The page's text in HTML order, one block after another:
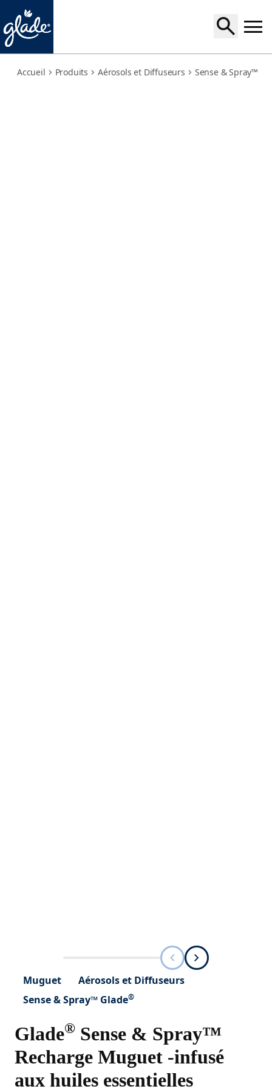
Accueil Produits Aérosols et Diffuseurs Sense & Spray™
Muguet
Aérosols et Diffuseurs
Sense & Spray™ Glade®
Glade® Sense & Spray™
Recharge Muguet -infusé
aux huiles essentielles